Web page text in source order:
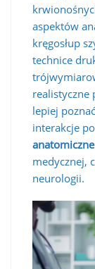
aspektów
kręgosłup
technice
realistyczne
lepiej
interakcje
anatomiczne
medycznej,
neurologii.